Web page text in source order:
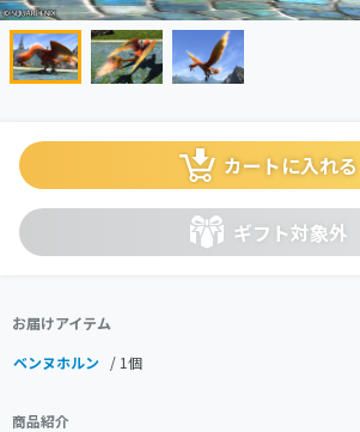
カートに入れる
ギフト対象外
お届けアイテム
ベンヌホルン / 1個
商品紹介